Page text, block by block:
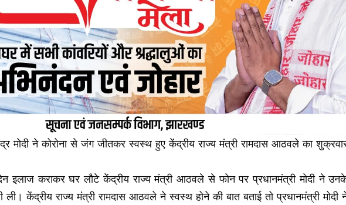
मोदी ने कोरोना से जंग जीतकर स्वस्थ हुए केंद्रीय राज्य मंत्री रामदास आठवले का
इलाज कराकर घर लौटे केंद्रीय राज्य मंत्री आठवले से फोन पर प्रधानमंत्री मोदी ने
ली। केंद्रीय राज्य मंत्री रामदास आठवले ने स्वस्थ होने की बात बताई तो प्रधानमंत्री मोदी